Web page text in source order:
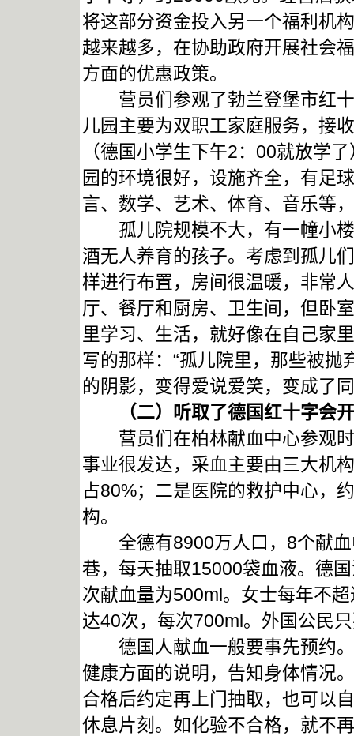
将这部分资金投入另一个福利机
越来越多，在协助政府开展社会
方面的优惠政策。
营员们参观了勃兰登堡市红十
儿园主要为双职工家庭服务，接
（德国小学生下午2：00就放学
园的环境很好，设施齐全，有足
言、数学、艺术、体育、音乐等
孤儿院规模不大，有一幢小楼
酒无人养育的孩子。考虑到孤儿
样进行布置，房间很温暖，非常
厅、餐厅和厨房、卫生间，但卧
里学习、生活，就好像在自己家
写的那样：“孤儿院里，那些被
的阴影，变得爱说爱笑，变成了
（二）听取了德国红十字会开
营员们在柏林献血中心参观时
事业很发达，采血主要由三大机
占80%；二是医院的救护中心，
构。
全德有8900万人口，8个献血
巷，每天抽取15000袋血液。德
次献血量为500ml。女士每年不
达40次，每次700ml。外国公民
德国人献血一般要事先预约。
健康方面的说明，告知身体情况
合格后约定再上门抽取，也可以
休息片刻。如化验不合格，就不